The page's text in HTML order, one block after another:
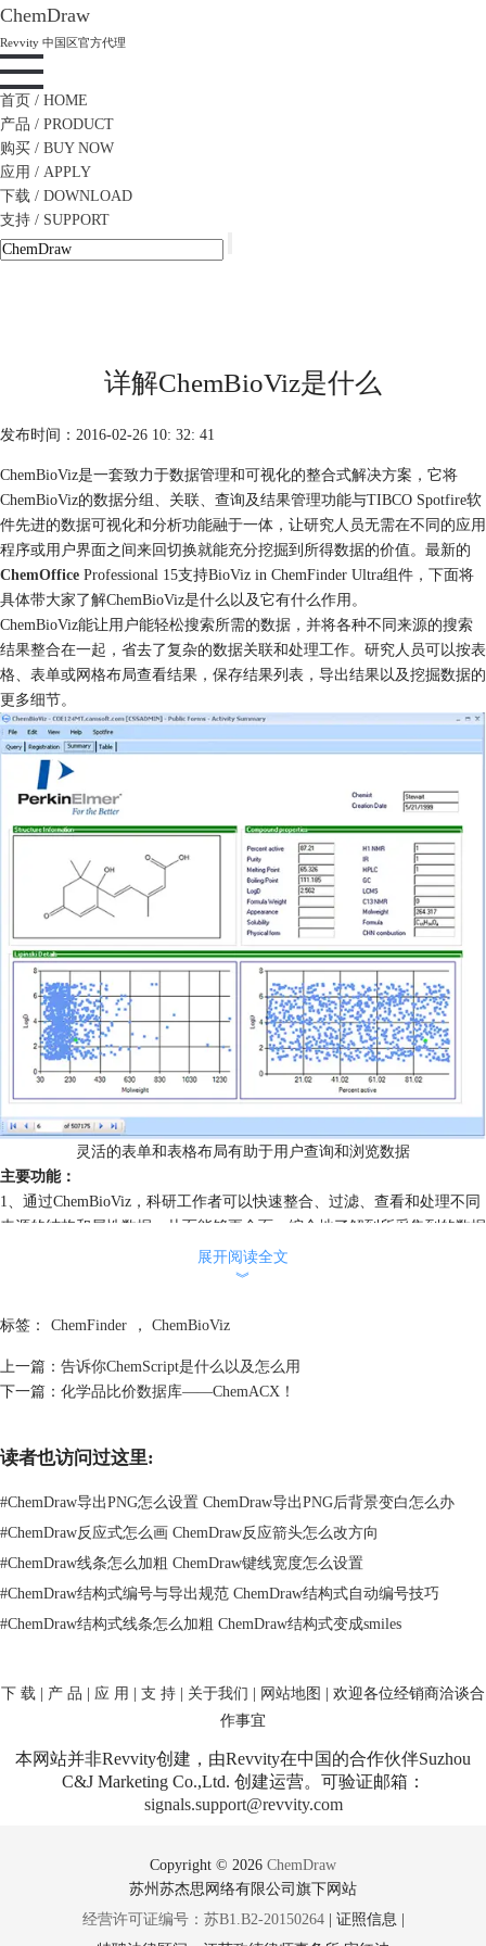
ChemDraw
Revvity 中国区官方代理
首页 / HOME
产品 / PRODUCT
购买 / BUY NOW
应用 / APPLY
下载 / DOWNLOAD
支持 / SUPPORT
详解ChemBioViz是什么
发布时间：2016-02-26 10: 32: 41
ChemBioViz是一套致力于数据管理和可视化的整合式解决方案，它将
ChemBioViz的数据分组、关联、查询及结果管理功能与TIBCO Spotfire软
件先进的数据可视化和分析功能融于一体，让研究人员无需在不同的应用
程序或用户界面之间来回切换就能充分挖掘到所得数据的价值。最新的
ChemOffice Professional 15支持BioViz in ChemFinder Ultra组件，下面将
具体带大家了解ChemBioViz是什么以及它有什么作用。
ChemBioViz能让用户能轻松搜索所需的数据，并将各种不同来源的搜索
结果整合在一起，省去了复杂的数据关联和处理工作。研究人员可以按表
格、表单或网格布局查看结果，保存结果列表，导出结果以及挖掘数据的
更多细节。
灵活的表单和表格布局有助于用户查询和浏览数据
主要功能：
1、通过ChemBioViz，科研工作者可以快速整合、过滤、查看和处理不同
来源的结构和属性数据，从而能够更全面、综合地了解到所采集到的数据
2、ChemBioViz提供了一套基本的显示和可视化工具，例如2D作图和数据
3、与Spotfire集成更增添了高级可视化工具，既能实现强大的数据分析，
4、TIBCO Spotfire强大的数据可视化功能帮助研究人员更深入地分析研
究对象，从而更好地做出决策。
与 ChemBioViz保持实时同步。
式不仅可以缩短科研周期，简化科研工作流程，还有利于帮助科研工作者
和科研机构做出更明智的决策，加快研究进程。看到这儿本篇教程就结束
了，如果用户需要了解更多ChemFinder的详细信息请点击
ChemDraw Professional 15呢？
展开阅读全文
︾
标签： ChemFinder ， ChemBioViz
上一篇： 告诉你ChemScript是什么以及怎么用
下一篇： 化学品比价数据库——ChemACX！
读者也访问过这里:
#ChemDraw导出PNG怎么设置 ChemDraw导出PNG后背景变白怎么办
#ChemDraw反应式怎么画 ChemDraw反应箭头怎么改方向
#ChemDraw线条怎么加粗 ChemDraw键线宽度怎么设置
#ChemDraw结构式编号与导出规范 ChemDraw结构式自动编号技巧
#ChemDraw结构式线条怎么加粗 ChemDraw结构式变成smiles
下 载 产 品 应 用 支 持 关于我们 网站地图
| 欢迎各位经销商洽谈合
作事宜
本网站并非Revvity创建，由Revvity在中国的合作伙伴Suzhou
C&J Marketing Co.,Ltd. 创建运营。可验证邮箱：
signals.support@revvity.com
Copyright © 2026 ChemDraw
苏州苏杰思网络有限公司旗下网站
经营许可证编号：苏B1.B2-20150264| 证照信息